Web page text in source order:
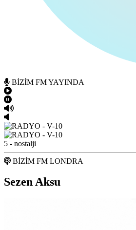
BİZİM FM YAYINDA
5 - nostalji
BİZİM FM LONDRA
Sezen Aksu